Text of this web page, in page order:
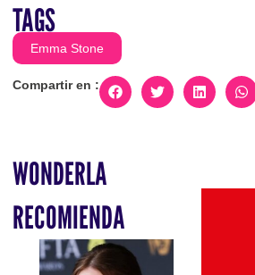
TAGS
Emma Stone
Compartir en :
WONDERLA
RECOMIENDA